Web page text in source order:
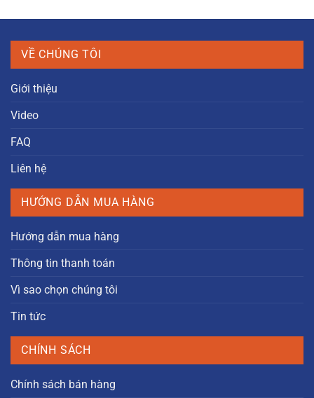
VỀ CHÚNG TÔI
Giới thiệu
Video
FAQ
Liên hệ
HƯỚNG DẪN MUA HÀNG
Hướng dẫn mua hàng
Thông tin thanh toán
Vì sao chọn chúng tôi
Tin tức
CHÍNH SÁCH
Chính sách bán hàng